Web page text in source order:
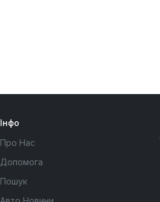
Інфо
Про Нас
Допомога
Пошук